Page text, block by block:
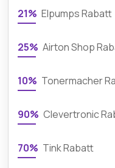
21% Elpumps Rabatt
25% Airton Shop
10% Tonermacher
90% Clevertronic
70% Tink Rabatt